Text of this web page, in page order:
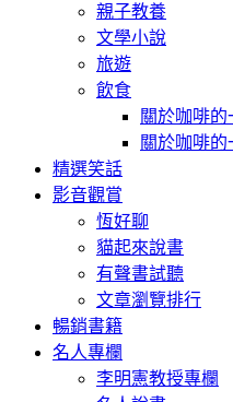
親子教養
文學小說
旅遊
飲食
關於咖啡
關於咖啡
精選笑話
影音觀賞
恆好聊
貓起來說書
有聲書試聽
文章瀏覽排行
暢銷書籍
名人專欄
李明憲教授專欄